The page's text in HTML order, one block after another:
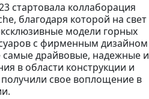
стартовала коллаборация
благодаря которой на свет
модели горных
с фирменным дизайном
самые драйвовые, надежные и
в области конструкции и
получили свое воплощение в